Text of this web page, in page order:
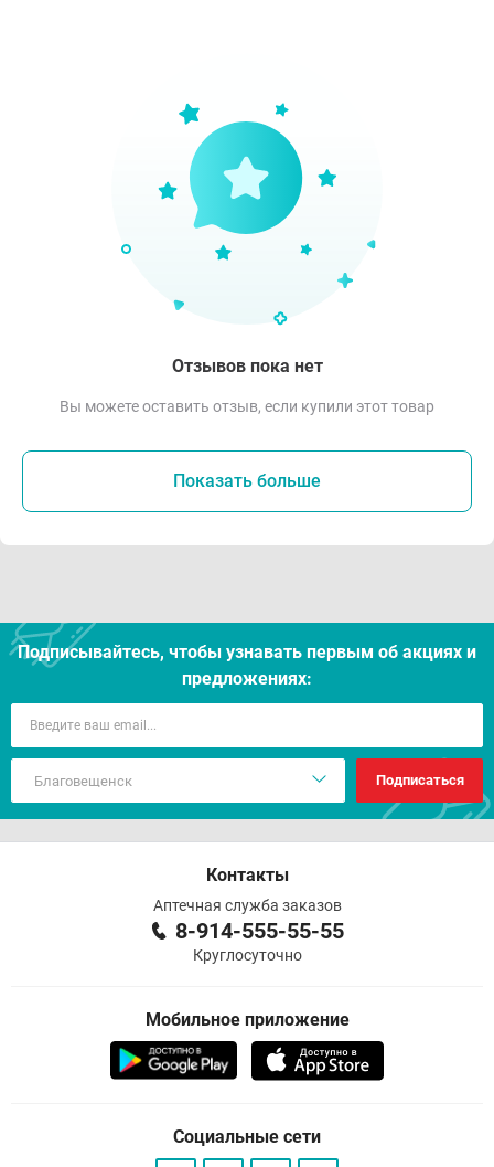
Отзывов пока нет
Вы можете оставить отзыв, если купили этот товар
Показать больше
Подписывайтесь, чтобы узнавать первым об акцияx и
предложениях:
Подписаться
Контакты
Аптечная служба заказов
8-914-555-55-55
Круглосуточно
Мобильное приложение
Социальные сети